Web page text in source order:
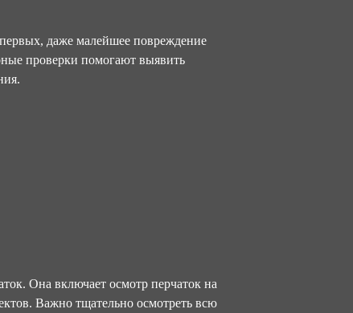
даже малейшее повреждение
проверки помогают выявить
Она включает осмотр перчаток на
Важно тщательно осмотреть всю